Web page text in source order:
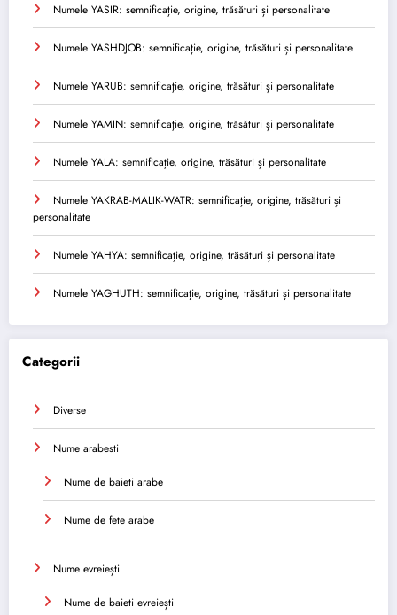
Numele YASIR: semnificație, origine, trăsături și personalitate
Numele YASHDJOB: semnificație, origine, trăsături și personalitate
Numele YARUB: semnificație, origine, trăsături și personalitate
Numele YAMIN: semnificație, origine, trăsături și personalitate
Numele YALA: semnificație, origine, trăsături și personalitate
Numele YAKRAB-MALIK-WATR: semnificație, origine, trăsături și
personalitate
Numele YAHYA: semnificație, origine, trăsături și personalitate
Numele YAGHUTH: semnificație, origine, trăsături și personalitate
Categorii
Diverse
Nume arabesti
Nume de baieti arabe
Nume de fete arabe
Nume evreiești
Nume de baieti evreiești